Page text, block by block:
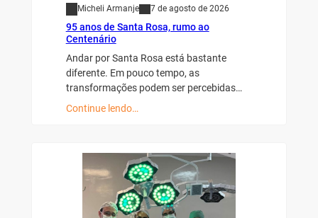
Micheli Armanje 7 de agosto de 2026
95 anos de Santa Rosa, rumo ao
Centenário
Andar por Santa Rosa está bastante
diferente. Em pouco tempo, as
transformações podem ser percebidas…
Continue lendo…